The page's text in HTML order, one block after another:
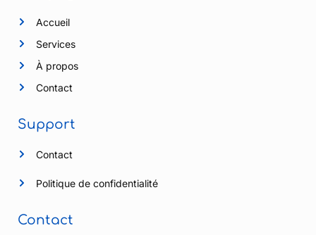
Accueil
Services
À propos
Contact
Support
Contact
Politique de confidentialité
Contact